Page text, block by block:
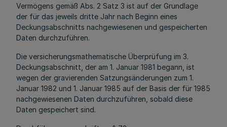
Vermögens gemäß Abs. 2 Satz 3 ist auf der Grundlage
der für das jeweils dritte Jahr nach Beginn eines
Deckungsabschnitts nachgewiesenen und gespeicherten
Daten durchzuführen.
Die versicherungsmathematische Überprüfung im 3.
Deckungsabschnitt, der am 1. Januar 1981 begann, ist
wegen der gravierenden Satzungsänderungen zum 1.
Januar 1982 und 1. Januar 1985 auf der Basis der für 1985
nachgewiesenen Daten durchzuführen, sobald diese
Daten gespeichert sind.